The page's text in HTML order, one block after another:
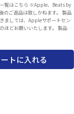
※Apple、Beats by
のご返品は致しかねます。 製品
ましては、Appleサポートセン
ほどお願いいたします。 製品に
ん。保証の際には、納品書（購
＆サポートライン 電話番号：
モデル）。Apple Watch史上
トに入れる